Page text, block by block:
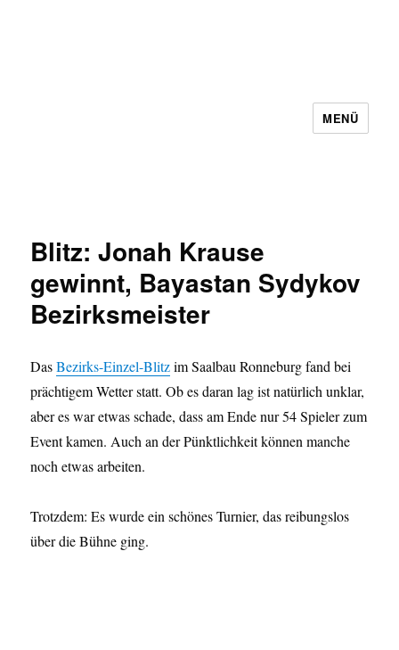
MENÜ
Blitz: Jonah Krause
gewinnt, Bayastan Sydykov
Bezirksmeister
DasBezirks-Einzel-Blitzim Saalbau Ronneburg fand bei
prächtigem Wetter statt. Ob es daran lag ist natürlich unklar,
aber es war etwas schade, dass am Ende nur 54 Spieler zum
Event kamen. Auch an der Pünktlichkeit können manche
noch etwas arbeiten.
Trotzdem: Es wurde ein schönes Turnier, das reibungslos
über die Bühne ging.